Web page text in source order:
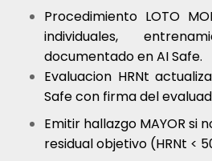
Procedimiento LOTO
individuales,
documentado en AI Safe.
Evaluacion HRNt
Safe con firma del
Emitir hallazgo MAYOR si
residual objetivo (HRNt <